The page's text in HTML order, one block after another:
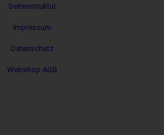
Seitenstruktur
Impressum
Datenschutz
Webshop AGB